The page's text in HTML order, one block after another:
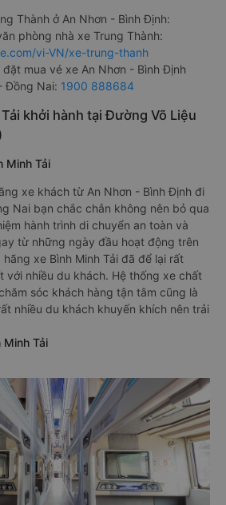
Thành ở An Nhơn - Bình Định:
phòng nhà xe Trung Thành:
vi-VN/xe-trung-thanh
đặt mua vé xe An Nhơn - Bình Định
Đồng Nai: 1900 888684
khởi hành tại Đường Võ Liệu
Minh Tải
xe khách từ An Nhơn - Bình Định đi
Nai bạn chắc chắn không nên bỏ qua
hành trình di chuyển an toàn và
từ những ngày đầu hoạt động trên
xe Bình Minh Tải đã để lại rất
với nhiều du khách. Hệ thống xe chất
sóc khách hàng tận tâm cũng là
nhiều du khách khuyến khích nên trải
Minh Tải